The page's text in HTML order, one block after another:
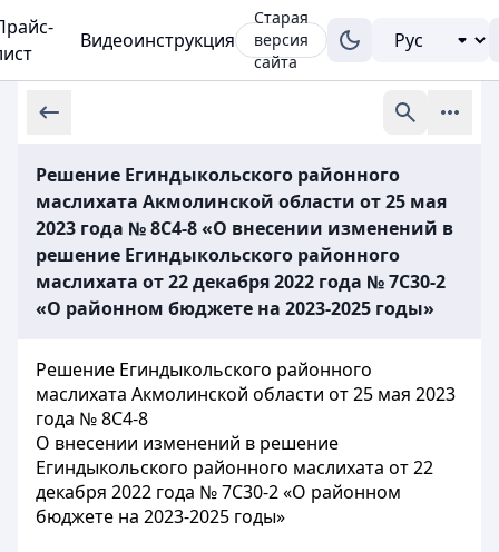
Видеоинструкция
Старая
версия
сайта
Решение Егиндыкольского районного
маслихата Акмолинской области от 25 мая
2023 года № 8С4-8 «О внесении изменений в
решение Егиндыкольского районного
маслихата от 22 декабря 2022 года № 7С30-2
«О районном бюджете на 2023-2025 годы»
Решение Егиндыкольского районного
маслихата Акмолинской области от 25 мая 2023
года № 8С4-8
О внесении изменений в решение
Егиндыкольского районного маслихата от 22
декабря 2022 года № 7С30-2 «О районном
бюджете на 2023-2025 годы»